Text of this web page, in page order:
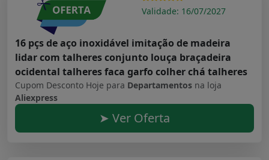
Validade: 16/07/2027
16 pçs de aço inoxidável imitação de madeira
lidar com talheres conjunto louça braçadeira
ocidental talheres faca garfo colher chá talheres
Cupom Desconto Hoje para Departamentos na loja
Aliexpress
➤ Ver Oferta